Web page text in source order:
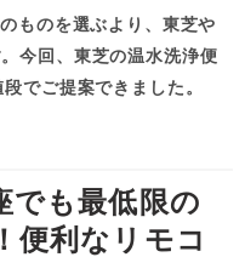
ものを選ぶより、東芝や
今回、東芝の温水洗浄便
でご提案できました。
でも最低限の
便利なリモコ